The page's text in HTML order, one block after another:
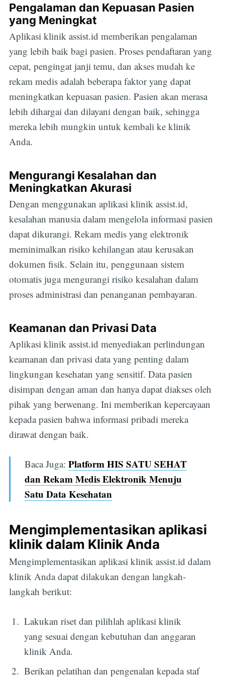
Pengalaman dan Kepuasan Pasien
yang Meningkat
Aplikasi klinik assist.id memberikan pengalaman
yang lebih baik bagi pasien. Proses pendaftaran yang
cepat, pengingat janji temu, dan akses mudah ke
rekam medis adalah beberapa faktor yang dapat
meningkatkan kepuasan pasien. Pasien akan merasa
lebih dihargai dan dilayani dengan baik, sehingga
mereka lebih mungkin untuk kembali ke klinik
Anda.
Mengurangi Kesalahan dan
Meningkatkan Akurasi
Dengan menggunakan aplikasi klinik assist.id,
kesalahan manusia dalam mengelola informasi pasien
dapat dikurangi. Rekam medis yang elektronik
meminimalkan risiko kehilangan atau kerusakan
dokumen fisik. Selain itu, penggunaan sistem
otomatis juga mengurangi risiko kesalahan dalam
proses administrasi dan penanganan pembayaran.
Keamanan dan Privasi Data
Aplikasi klinik assist.id menyediakan perlindungan
keamanan dan privasi data yang penting dalam
lingkungan kesehatan yang sensitif. Data pasien
disimpan dengan aman dan hanya dapat diakses oleh
pihak yang berwenang. Ini memberikan kepercayaan
kepada pasien bahwa informasi pribadi mereka
dirawat dengan baik.
Baca Juga:Platform HIS SATU SEHAT
dan Rekam Medis Elektronik Menuju
Satu Data Kesehatan
Mengimplementasikan aplikasi
klinik dalam Klinik Anda
Mengimplementasikan aplikasi klinik assist.id dalam
klinik Anda dapat dilakukan dengan langkah-
langkah berikut:
Lakukan riset dan pilihlah aplikasi klinik
yang sesuai dengan kebutuhan dan anggaran
klinik Anda.
Berikan pelatihan dan pengenalan kepada staf